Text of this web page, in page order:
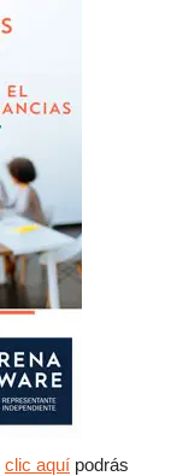
clic aquí podrás